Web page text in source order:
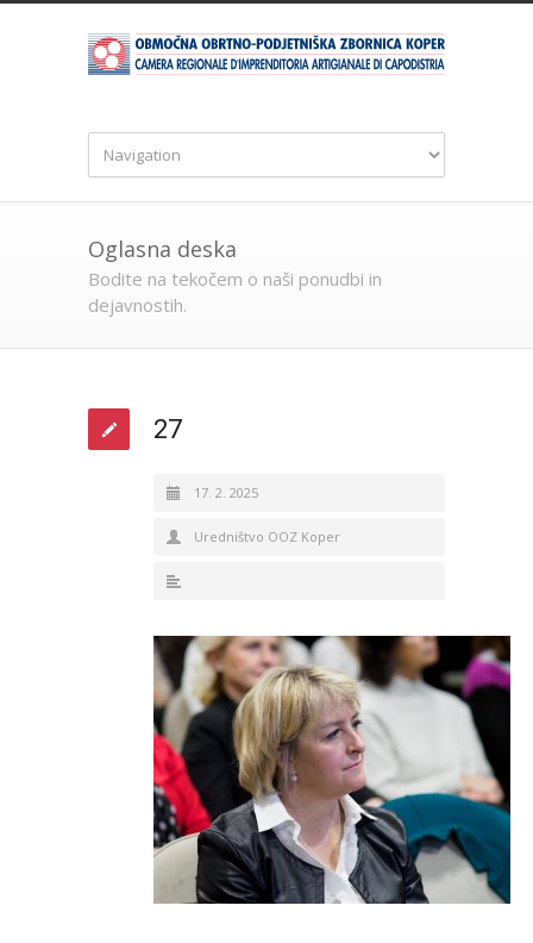
Oglasna deska
Bodite na tekočem o naši ponudbi in
dejavnostih.
27
17. 2. 2025
Uredništvo OOZ Koper